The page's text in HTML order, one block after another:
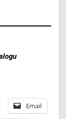
Email